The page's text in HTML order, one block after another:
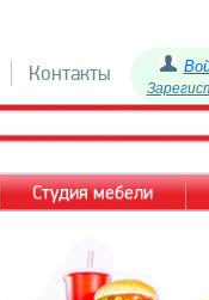
Контакты
Студия мебели